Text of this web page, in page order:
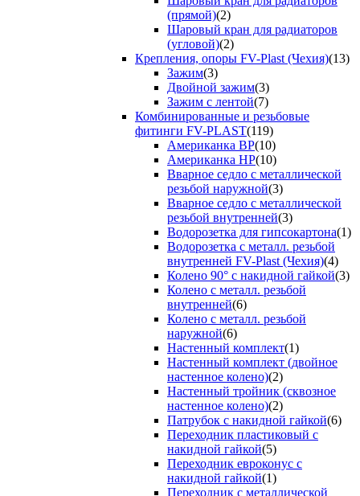
(прямой)(2)
Шаровый кран для радиаторов
(угловой)(2)
Крепления, опоры FV-Plast (Чехия)(13)
Зажим(3)
Двойной зажим(3)
Зажим с лентой(7)
Комбинированные и резьбовые
фитинги FV-PLAST(119)
Американка ВР(10)
Американка НР(10)
Вварное седло с металлической
резьбой наружной(3)
Вварное седло с металлической
резьбой внутренней(3)
Водорозетка для гипсокартона(1)
Водорозетка с металл. резьбой
внутренней FV-Plast (Чехия)(4)
Колено 90° с накидной гайкой(3)
Колено с металл. резьбой
внутренней(6)
Колено с металл. резьбой
наружной(6)
Настенный комплект(1)
Настенный комплект (двойное
настенное колено)(2)
Настенный тройник (сквозное
настенное колено)(2)
Патрубок с накидной гайкой(6)
Переходник пластиковый с
накидной гайкой(5)
Переходник евроконус с
накидной гайкой(1)
Переходник с металлической